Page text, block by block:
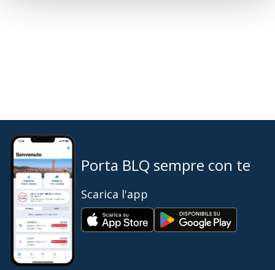
Porta BLQ sempre con te
Scarica l'app